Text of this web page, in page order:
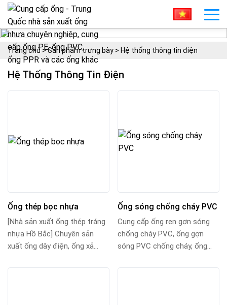
Trang chủ>Sản phẩm trưng bày > Hệ thống thông tin điện
Hệ Thống Thông Tin Điện
Ống thép bọc nhựa
[Nhà sản xuất ống thép tráng
nhựa Hồ Bắc] Chuyên sản
xuất ống dây điện, ống xả
điện, cung cấ...
Ống sóng chống cháy PVC
Cung cấp ống ren gợn sóng
chống cháy PVC, ống gợn
sóng PVC chống cháy, ống
ống gợn sóng chống c...